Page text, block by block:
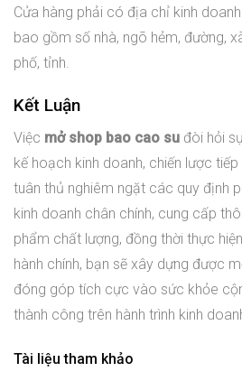
Cửa hàng phải có địa chỉ kinh
bao gồm số nhà, ngõ hẻm, đường,
phố, tỉnh.
Kết Luận
Việc mở shop bao cao su đòi hỏi
kế hoạch kinh doanh, chiến lược
tuân thủ nghiêm ngặt các quy định
kinh doanh chân chính, cung cấp
phẩm chất lượng, đồng thời thực
hành chính, bạn sẽ xây dựng được
đóng góp tích cực vào sức khỏe
thành công trên hành trình kinh
Tài liệu tham khảo